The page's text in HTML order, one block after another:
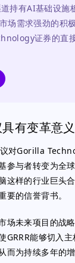
持有AI基础设施
场需求强劲的积
证券的直
有变革意义
对Gorilla
参与者转变为全
这样的行业巨头
要的信誉背书。
场未来项目的战
GRRR能够切入
而为持续多年的增